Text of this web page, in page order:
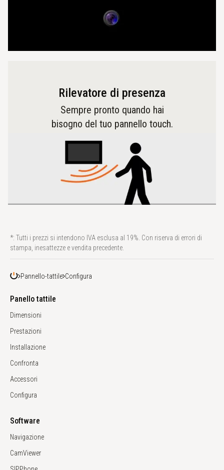
Rilevatore di presenza
Sempre pronto quando hai
bisogno del tuo pannello touch.
*: Tutti i prezzi si intendono IVA esclusa al 19%. Con riserva di errori di
stampa, inesattezze e vendita precedente.
Pannello-tattile Configura
Panello tattile
Dimensioni
Prestazioni
Installazione
Confronta
Accessori
Configura
Software
Navigazione
CamViewer